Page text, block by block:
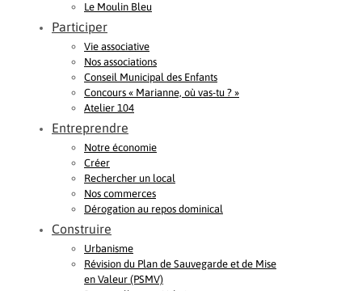
Le Moulin Bleu
Participer
Vie associative
Nos associations
Conseil Municipal des Enfants
Concours « Marianne, où vas-tu ? »
Atelier 104
Entreprendre
Notre économie
Créer
Rechercher un local
Nos commerces
Dérogation au repos dominical
Construire
Urbanisme
Révision du Plan de Sauvegarde et de Mise
en Valeur (PSMV)